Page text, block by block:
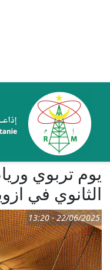
يوم تربوي
الثانوي في
22/06/2025 - 13:20